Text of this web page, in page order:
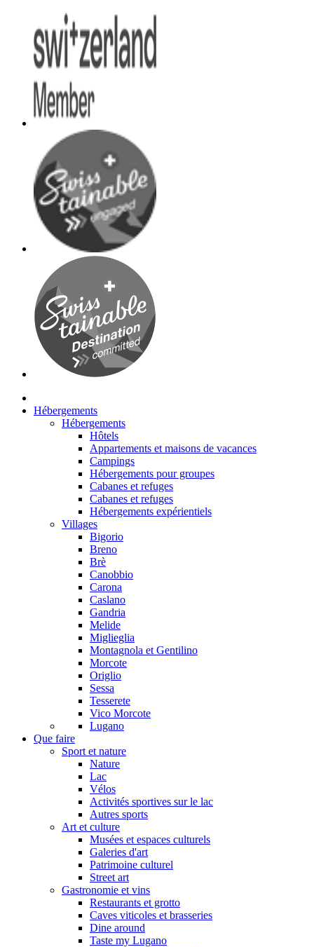
Hébergements
Hébergements
Hôtels
Appartements et maisons de vacances
Campings
Hébergements pour groupes
Cabanes et refuges
Cabanes et refuges
Hébergements expérientiels
Villages
Bigorio
Breno
Brè
Canobbio
Carona
Caslano
Gandria
Melide
Miglieglia
Montagnola et Gentilino
Morcote
Origlio
Sessa
Tesserete
Vico Morcote
Lugano
Que faire
Sport et nature
Nature
Lac
Vélos
Activités sportives sur le lac
Autres sports
Art et culture
Musées et espaces culturels
Galeries d'art
Patrimoine culturel
Street art
Gastronomie et vins
Restaurants et grotto
Caves viticoles et brasseries
Dine around
Taste my Lugano